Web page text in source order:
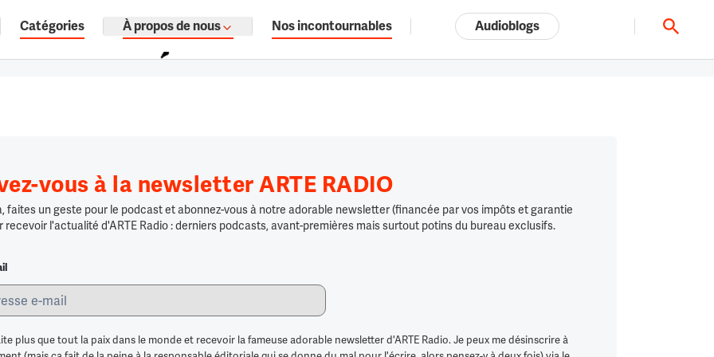
documentaires audio.
Tout l'univers ARTE.tv
Catégories À propos de nous Nos incontournables Audioblogs
vous à la newsletter ARTE RADIO
faites un geste pour le podcast et abonnez-vous à notre adorable newsletter (financée par vos impôts et garantie
recevoir l'actualité d'ARTE Radio : derniers podcasts, avant-premières mais surtout potins du bureau exclusifs.
plus que tout la paix dans le monde et recevoir la fameuse adorable newsletter d'ARTE Radio. Je peux me désinscrire à